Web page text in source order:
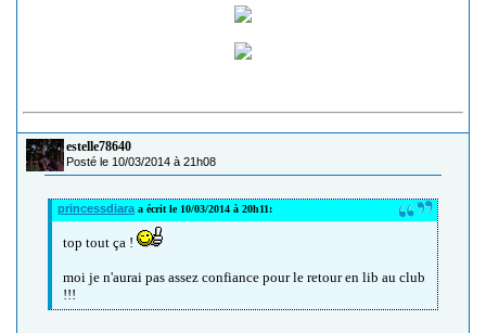
estelle78640
Posté le 10/03/2014 à 21h08
princessdiara a écrit le 10/03/2014 à 20h11:
top tout ça !
moi je n'aurai pas assez confiance pour le retour en lib au club
!!!